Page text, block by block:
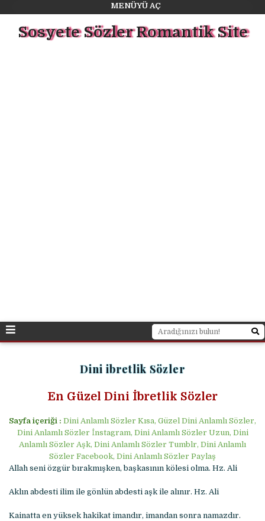
MENÜYÜ AÇ
Sosyete Sözler Romantik Site
Dini ibretlik Sözler
En Güzel Dini İbretlik Sözler
Sayfa içeriği : Dini Anlamlı Sözler Kısa, Güzel Dini Anlamlı Sözler,
Dini Anlamlı Sözler İnstagram, Dini Anlamlı Sözler Uzun, Dini
Anlamlı Sözler Aşk, Dini Anlamlı Sözler Tumblr, Dini Anlamlı
Sözler Facebook, Dini Anlamlı Sözler Paylaş
Allah seni özgür bırakmışken, başkasının kölesi olma. Hz. Ali
Aklın abdesti ilim ile gönlün abdesti aşk ile alınır. Hz. Ali
Kainatta en yüksek hakikat imandır, imandan sonra namazdır.